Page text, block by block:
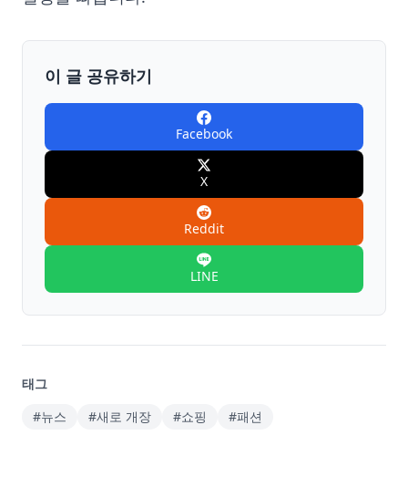
이 글 공유하기
Facebook
X
Reddit
LINE
태그
#뉴스
#새로 개장 #쇼핑 #패션